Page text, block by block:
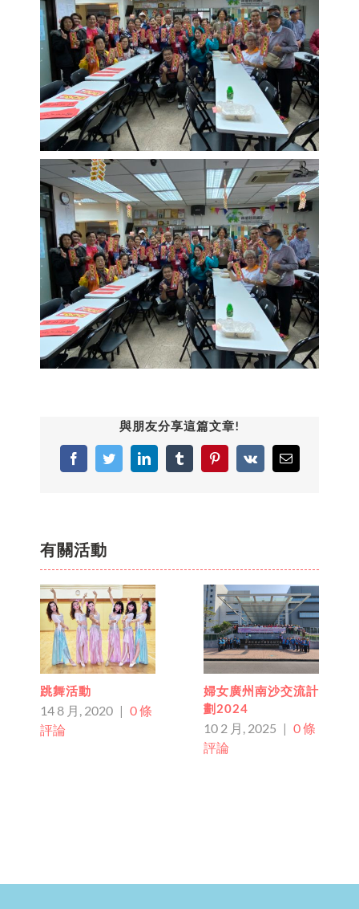
與朋友分享這篇文章!
FacebookTwitterLinkedInTumblrPinterest
Vk Email:
有關活動
婦女廣州南沙交流計
劃2024
10 2 月, 2025
跨文化交流 迎春接
福Halal盆菜宴
26 1 月, 2025
0 條
評論